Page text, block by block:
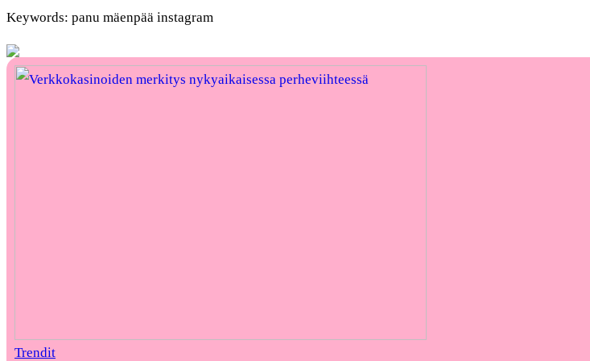
Keywords: panu mäenpää instagram
Trendit